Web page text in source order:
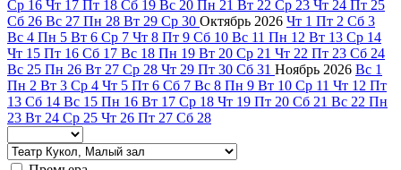
Ср 16 Чт 17 Пт 18 Сб 19 Вс 20 Пн 21 Вт 22 Ср 23 Чт 24 Пт 25
Сб 26 Вс 27 Пн 28 Вт 29 Ср 30 Октябрь 2026 Чт 1 Пт 2 Сб 3
Вс 4 Пн 5 Вт 6 Ср 7 Чт 8 Пт 9 Сб 10 Вс 11 Пн 12 Вт 13 Ср 14
Чт 15 Пт 16 Сб 17 Вс 18 Пн 19 Вт 20 Ср 21 Чт 22 Пт 23 Сб 24
Вс 25 Пн 26 Вт 27 Ср 28 Чт 29 Пт 30 Сб 31 Ноябрь 2026 Вс 1
Пн 2 Вт 3 Ср 4 Чт 5 Пт 6 Сб 7 Вс 8 Пн 9 Вт 10 Ср 11 Чт 12 Пт
13 Сб 14 Вс 15 Пн 16 Вт 17 Ср 18 Чт 19 Пт 20 Сб 21 Вс 22 Пн
23 Вт 24 Ср 25 Чт 26 Пт 27 Сб 28